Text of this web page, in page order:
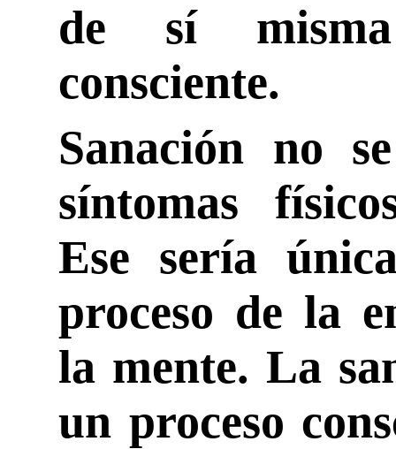
de sí
consciente.
Sanación no
síntomas
Ese sería
proceso de la
la mente. La
un proceso